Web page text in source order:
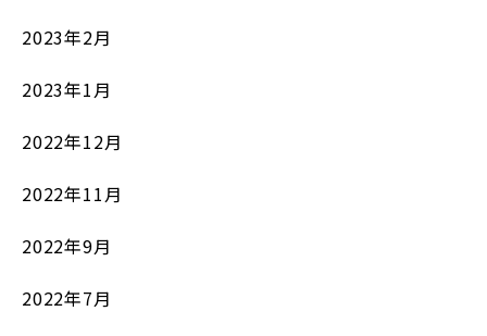
2023年2月
2023年1月
2022年12月
2022年11月
2022年9月
2022年7月